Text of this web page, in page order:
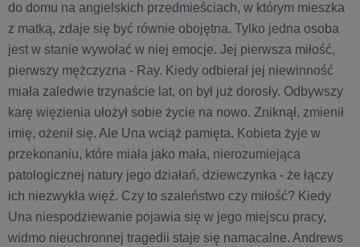
do domu na angielskich przedmieściach, w którym mieszka
z matką, zdaje się być równie obojętna. Tylko jedna osoba
jest w stanie wywołać w niej emocje. Jej pierwsza miłość,
pierwszy mężczyzna - Ray. Kiedy odbierał jej niewinność
miała zaledwie trzynaście lat, on był już dorosły. Odbywszy
karę więzienia ułożył sobie życie na nowo. Zniknął, zmienił
imię, ożenił się. Ale Una wciąż pamięta. Kobieta żyje w
przekonaniu, które miała jako mała, nierozumiejąca
patologicznej natury jego działań, dziewczynka - że łączy
ich niezwykła więź. Czy to szaleństwo czy miłość? Kiedy
Una niespodziewanie pojawia się w jego miejscu pracy,
widmo nieuchronnej tragedii staje się namacalne. Andrews